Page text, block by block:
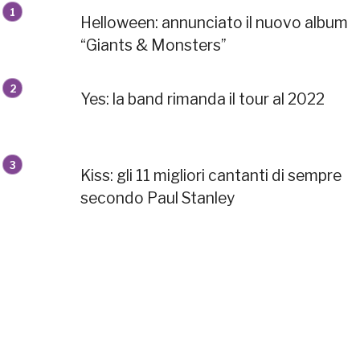
Helloween: annunciato il nuovo album
“Giants & Monsters”
Yes: la band rimanda il tour al 2022
Kiss: gli 11 migliori cantanti di sempre
secondo Paul Stanley